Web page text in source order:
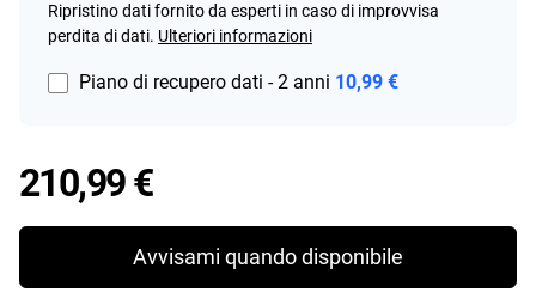
Ripristino dati fornito da esperti in caso di improvvisa
perdita di dati. Ulteriori informazioni
Piano di recupero dati - 2 anni 10,99 €
210,99 €Price 210,99 €
Avvisami quando disponibile